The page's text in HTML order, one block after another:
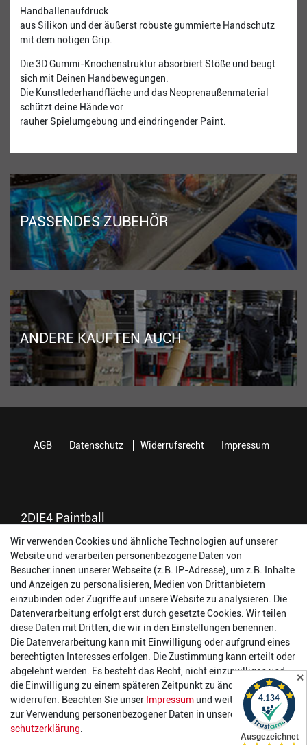
Handballenaufdruck
aus Silikon und der äußerst robuste gummierte Handschutz
mit dem nötigen Grip.
Die 3D Gummi-Knochenstruktur absorbiert Stöße und beugt
sich mit Deinen Handbewegungen.
Die Kunstlederhandfläche und das Neoprenaußenmaterial
schützt deine Hände vor
rauher Spielumgebung und eindringender Paint.
PASSENDES ZUBEHÖR
ANDERE KAUFTEN AUCH
2DIE4 Paintball
56457 Westerburg
Reinhold-Ferger-Straße 26
order@2die4-sports.com
0 26 63/ 9 68 69 37
Öffnungszeiten
14:00 - 17:00 Uhr
Dienstag:
14:00 - 17:00 Uhr
Mittwoch:
14:00 - 17:00 Uhr
Donnerstag:
14:00 - 17:00 Uhr
14:00 - 19:00 Uhr
10:00 - 17:00 Uhr
AGB Datenschutz Widerrufsrecht Impressum
Wir verwenden Cookies und ähnliche Technologien auf unserer
Website und verarbeiten personenbezogene Daten von
Besucher:innen unserer Webseite (z.B. IP-Adresse), um z.B. Inhalte
und Anzeigen zu personalisieren, Medien von Drittanbietern
einzubinden oder Zugriffe auf unsere Website zu analysieren. Die
Datenverarbeitung erfolgt erst durch gesetzte Cookies. Wir teilen
diese Daten mit Dritten, die wir in den Einstellungen benennen.
Die Datenverarbeitung kann mit Einwilligung oder aufgrund eines
berechtigten Interesses erfolgen. Die Zustimmung kann erteilt oder
abgelehnt werden. Es besteht das Recht, nicht einzuwilligen und
die Einwilligung zu einem späteren Zeitpunkt zu ändern oder zu
widerrufen. Beachten Sie unser Impressum und weitere Hinweise
zur Verwendung personenbezogener Daten in unserer
Daten­
schutz­erklärung
✕